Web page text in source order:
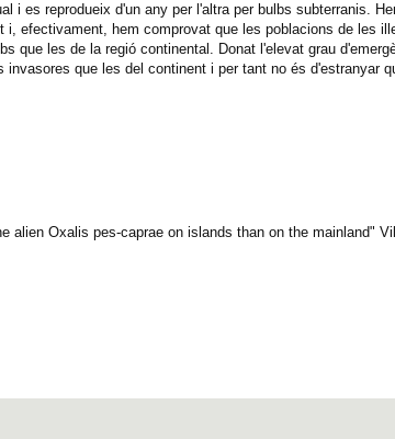
i es reprodueix d'un any per l'altra per bulbs subterranis.
efectivament, hem comprovat que les poblacions de les
que les de la regió continental. Donat l'elevat grau
que les del continent i per tant no és d'estranyar
alien Oxalis pes-caprae on islands than on the mainland"